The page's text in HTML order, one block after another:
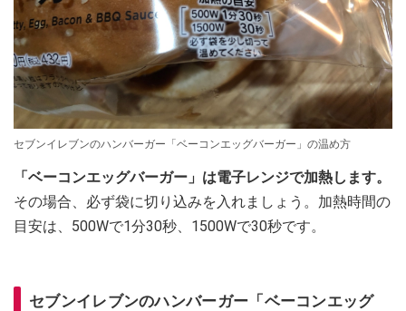
セブンイレブンのハンバーガー「ベーコンエッグバーガー」の温め方
「ベーコンエッグバーガー」は電子レンジで加熱します。
その場合、必ず袋に切り込みを入れましょう。加熱時間の
目安は、500Wで1分30秒、1500Wで30秒です。
セブンイレブンのハンバーガー「ベーコンエッグ